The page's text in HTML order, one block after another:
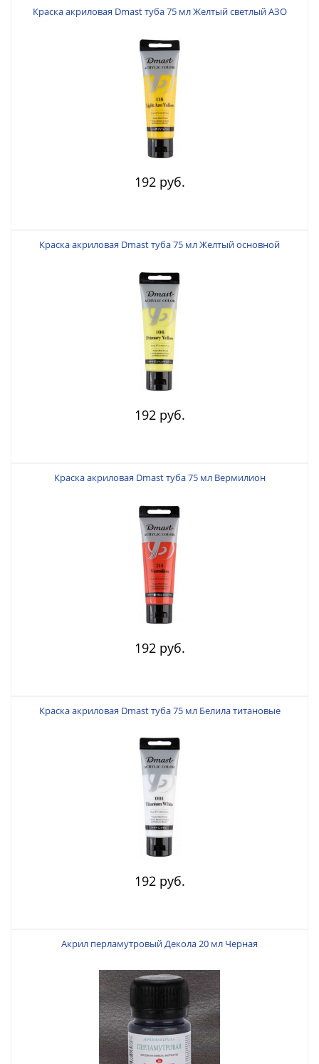
Краска акриловая Dmast туба 75 мл Желтый светлый АЗО
192 руб.
Краска акриловая Dmast туба 75 мл Желтый основной
192 руб.
Краска акриловая Dmast туба 75 мл Вермилион
192 руб.
Краска акриловая Dmast туба 75 мл Белила титановые
192 руб.
Акрил перламутровый Декола 20 мл Черная